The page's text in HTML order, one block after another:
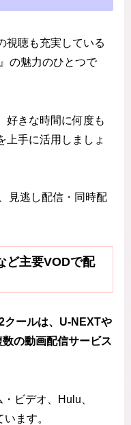
視聴も充実している
の魅力のひとつで
好きな時間に何度も
上手に活用しましょ
見逃し配信・同時配
ど主要VODで配
クールは、U-NEXTや
の動画配信サービス
ビデオ、Hulu、
ます。